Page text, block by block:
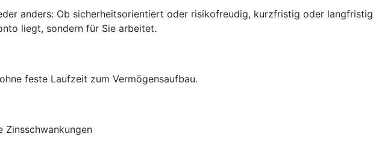
anders: Ob sicherheitsorientiert oder risikofreudig, kurzfristig oder langfristig
liegt, sondern für Sie arbeitet.
feste Laufzeit zum Vermögensaufbau.
Zinsschwankungen